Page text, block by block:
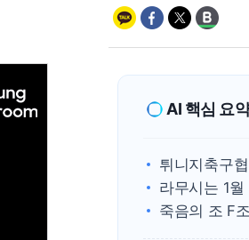
AI 핵심 요약
튀니지축구
라무시는 1
죽음의 조 F